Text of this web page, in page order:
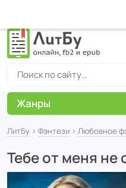
ЛитБу › Фэнтези › Любовное
Тебе от меня не
Жанры